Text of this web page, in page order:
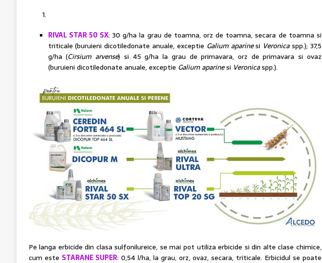
RIVAL STAR 50 SX: 30 g/ha la grau de toamna, orz de toamna, secara de toamna si
triticale (buruieni dicotiledonate anuale, exceptie Galium aparinesi Veronicaspp.); 37,5
g/ha (Cirsium arvense) si 45 g/ha la grau de primavara, orz de primavara si ovaz
(buruieni dicotiledonate anuale, exceptie Galium aparinesi Veronicaspp.).
Pe langa erbicide din clasa sulfonilureice, se mai pot utiliza erbicide si din alte clase chimice,
cum este STARANE SUPER: 0,54 l/ha, la grau, orz, ovaz, secara, triticale. Erbicidul se poate